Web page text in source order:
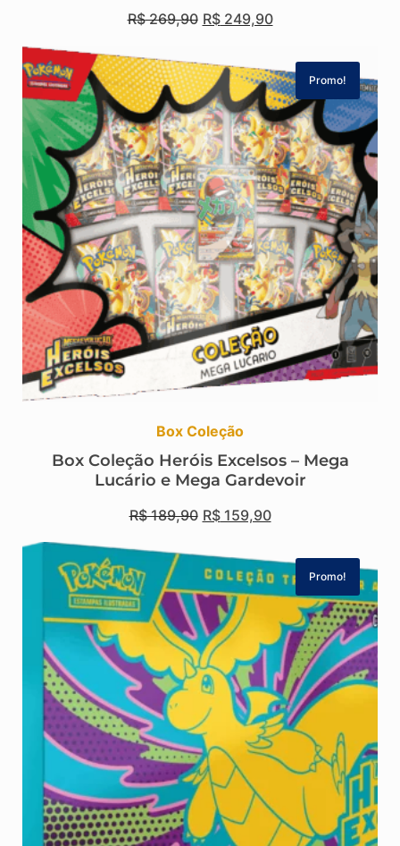
R$269,90 R$249,90
Promo!
Box Coleção
Box Coleção Heróis Excelsos – Mega
Lucário e Mega Gardevoir
R$189,90 R$159,90
Promo!